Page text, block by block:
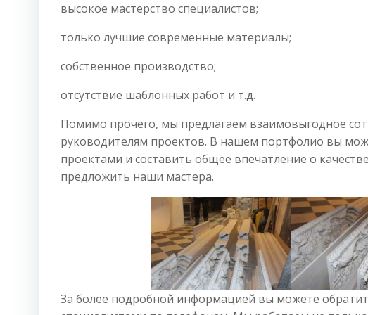
высокое мастерство специалистов;
только лучшие современные материалы;
собственное производство;
отсутствие шаблонных работ и т.д.
Помимо прочего, мы предлагаем взаимовыгодное
руководителям проектов. В нашем портфолио вы
проектами и составить общее впечатление о
предложить наши мастера.
За более подробной информацией вы можете